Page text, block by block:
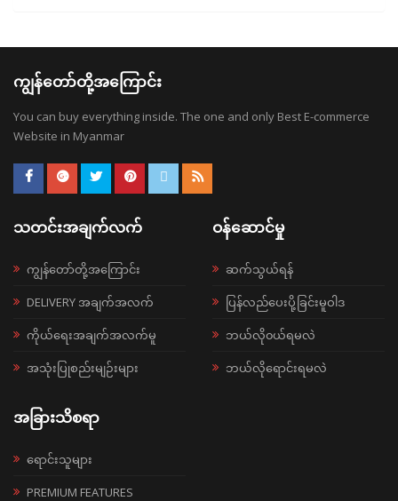
ကျွန်တော်တို့အကြောင်း
You can buy everything inside. The one and only Best E-commerce
Website in Myanmar
သတင်းအချက်လက်
ကျွန်တော်တို့အကြောင်း
DELIVERY အချက်အလက်
ကိုယ်ရေးအချက်အလက်မူ
အသုံးပြုစည်းမျဉ်းများ
ဝန်ဆောင်မှု
ဆက်သွယ်ရန်
ပြန်လည်ပေးပို့ခြင်းမူဝါဒ
ဘယ်လို၀ယ်ရမလဲ
ဘယ်လိုရောင်းရမလဲ
အခြားသိစရာ
ရောင်းသူများ
PREMIUM FEATURES